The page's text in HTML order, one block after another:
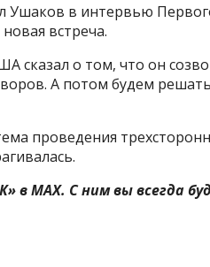
Ушаков в интервью
встреча.
сказал о том, что он
А потом будем
проведения
в MAX. С ним вы всегда